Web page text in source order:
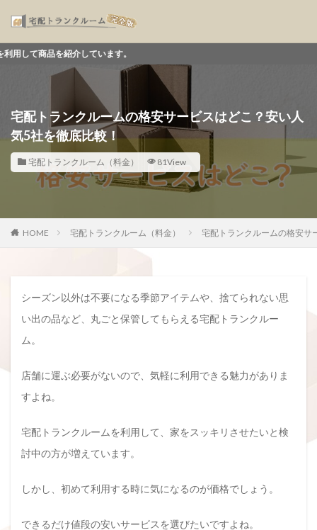
ています。
宅配トランクルームの格安サービスはどこ？安い人
気5社を徹底比較！
宅配トランクルーム（料金） 81View
HOME 宅配トランクルーム（料金） 宅配トランクルームの格安サ
シーズン以外は不要になる季節アイテムや、捨てられない思
い出の品など、丸ごと保管してもらえる宅配トランクルー
ム。
店舗に運ぶ必要がないので、気軽に利用できる魅力がありま
すよね。
宅配トランクルームを利用して、家をスッキリさせたいと検
討中の方が増えています。
しかし、初めて利用する時に気になるのが価格でしょう。
できるだけ値段の安いサービスを選びたいですよね。